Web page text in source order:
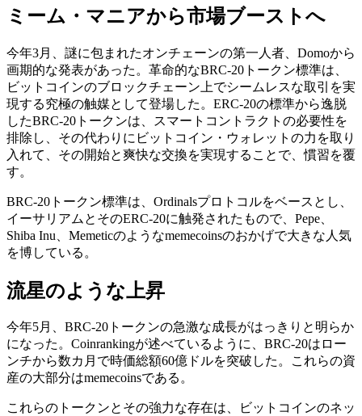
ミーム・マニアから市場ブーストへ
今年3月、謎に包まれたオンチェーンの第一人者、Domoから
画期的な発表があった。革命的なBRC-20トークン標準は、
ビットコインのブロックチェーン上でシームレスな取引を実
現する究極の触媒として登場した。ERC-20の標準から逸脱
したBRC-20トークンは、スマートコントラクトの必要性を
排除し、その代わりにビットコイン・ウォレットの力を取り
入れて、その開始と爽快な交換を実現することで、慣習を覆
す。
BRC-20トークン標準は、Ordinalsプロトコルをベースとし、
イーサリアムとそのERC-20に触発されたもので、Pepe、
Shiba Inu、Memeticのようなmemecoinsのおかげで大きな人気
を博している。
流星のような上昇
今年5月、BRC-20トークンの急激な成長がはっきりと明らか
になった。Coinrankingが述べているように、BRC-20はロー
ンチから数カ月で時価総額60億ドルを突破した。これらの資
産の大部分はmemecoinsである。
これらのトークンとその強力な存在は、ビットコインのネッ